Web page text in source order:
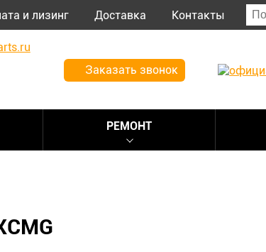
и лизинг Доставка Контакты
Заказать звонок
РЕМОНТ